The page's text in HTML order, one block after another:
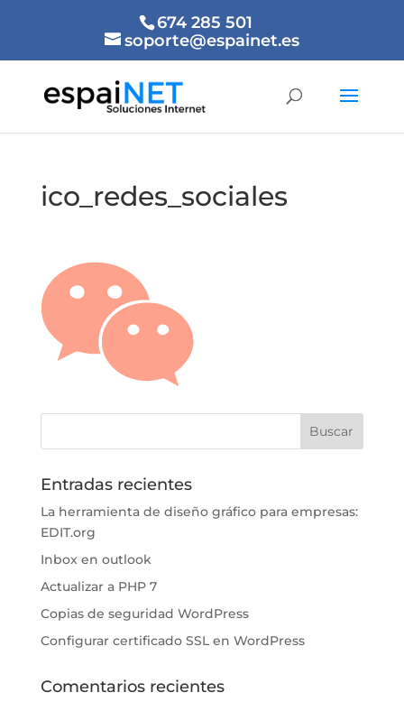
674 285 501
soporte@espainet.es
ico_redes_sociales
Entradas recientes
La herramienta de diseño gráfico para empresas:
EDIT.org
Inbox en outlook
Actualizar a PHP 7
Copias de seguridad WordPress
Configurar certificado SSL en WordPress
Comentarios recientes